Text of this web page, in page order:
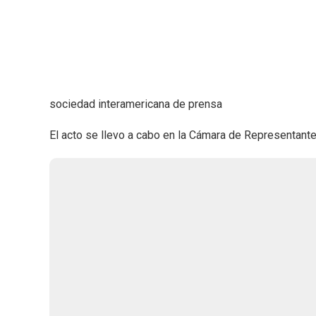
sociedad interamericana de prensa
El acto se llevo a cabo en la Cámara de